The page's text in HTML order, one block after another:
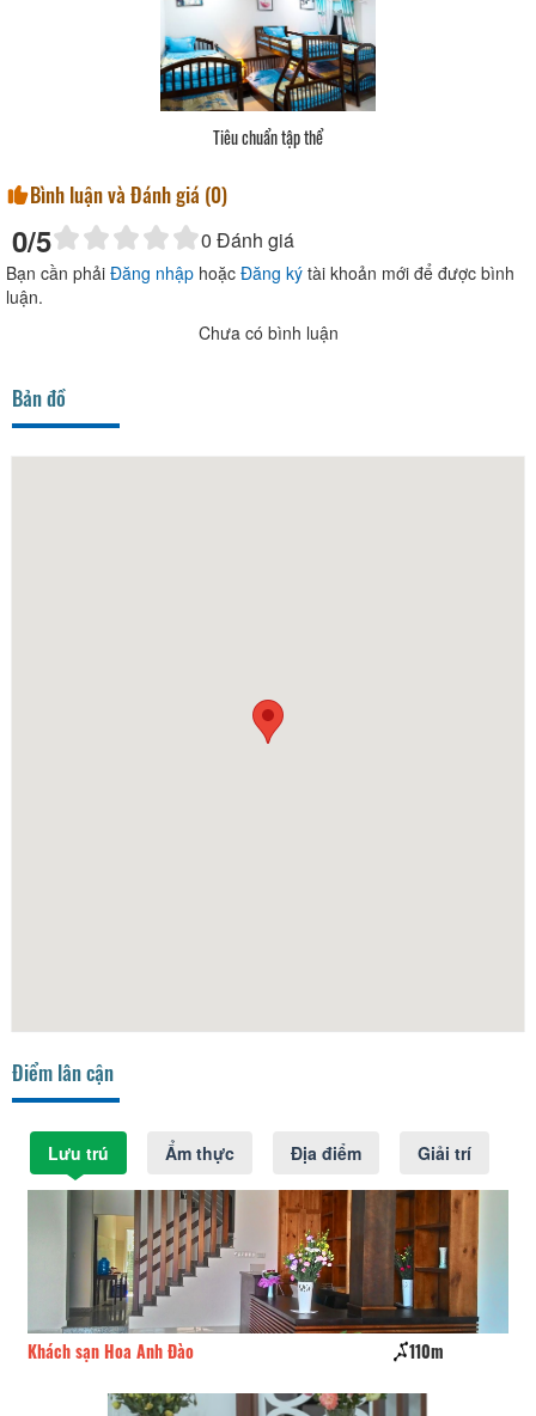
Tiêu chuẩn tập thể
Bình luận và Đánh giá (0)
0/5 0 Đánh giá
Bạn cần phải Đăng nhập hoặc Đăng ký tài khoản mới để được bình
luận.
Chưa có bình luận
Bản đồ
Điểm lân cận
Lưu trú Ẩm thực Địa điểm Giải trí
Khách sạn Hoa Anh Đào 110m